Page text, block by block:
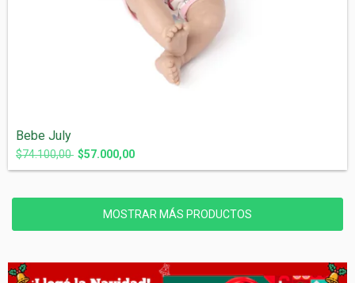
Bebe July
$74.100,00 $57.000,00
MOSTRAR MÁS PRODUCTOS